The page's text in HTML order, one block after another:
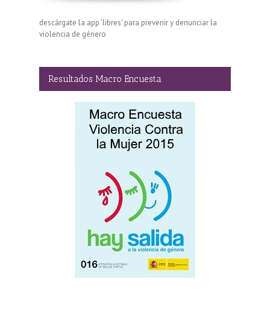
descárgate la app 'libres' para prevenir y denunciar la
violencia de género
Resultados Macro Encuesta